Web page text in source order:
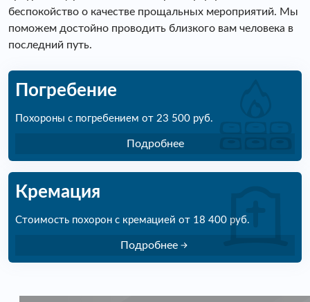
беспокойство о качестве прощальных мероприятий. Мы
поможем достойно проводить близкого вам человека в
последний путь.
Погребение
Похороны с погребением от 23 500 руб.
Подробнее
Кремация
Стоимость похорон с кремацией от 18 400 руб.
Подробнее